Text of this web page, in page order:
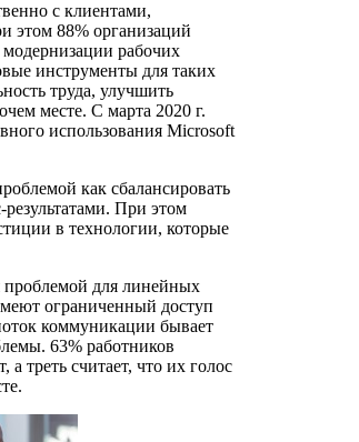
с клиентами,
этом 88% организаций
рабочих
инструменты для таких
труда, улучшить
месте. С марта 2020 г.
использования Microsoft
как сбалансировать
результатами. При этом
в технологии, которые
проблемой для линейных
ограниченный доступ
коммуникации бывает
63% работников
а треть считает, что их голос